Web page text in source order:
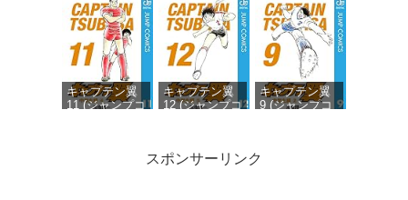
DIGITAL)
DIGITAL)
DIGITAL)
キャプテン翼
11 (ジャンプコ
キャプテン翼
12 (ジャンプコ
キャプテン翼
9 (ジャンプコ
スポンサーリンク